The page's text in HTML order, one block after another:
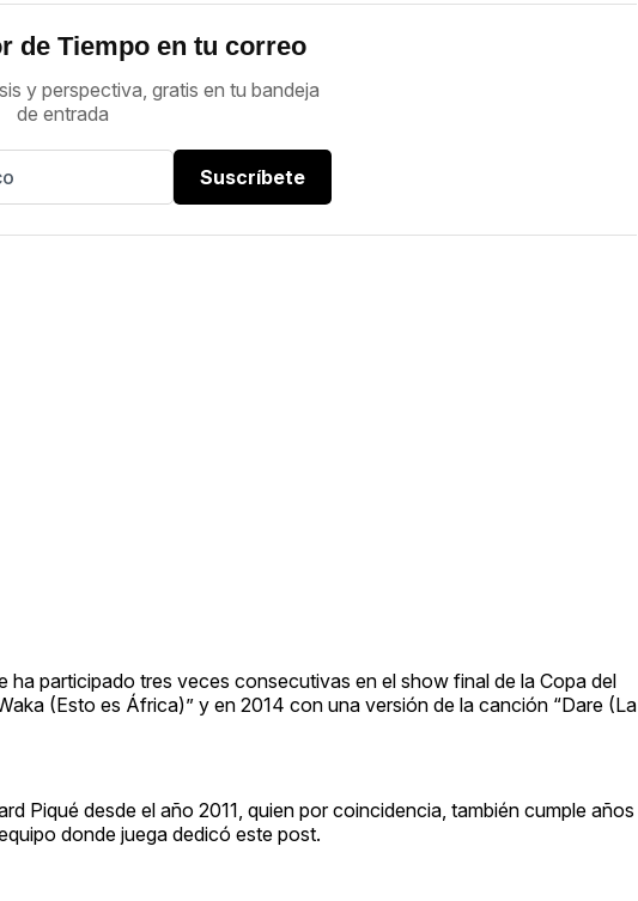
de Tiempo en tu correo
y perspectiva, gratis en tu bandeja
de entrada
Suscríbete
participado tres veces consecutivas en el show final de la Copa del
(Esto es África)” y en 2014 con una versión de la canción “Dare (La
Piqué desde el año 2011, quien por coincidencia, también cumple años
donde juega dedicó este post.